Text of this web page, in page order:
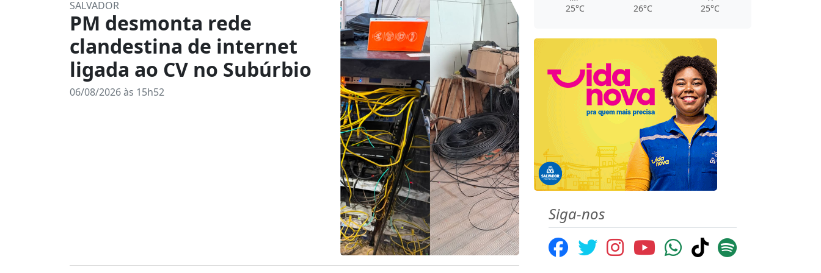
SALVADOR
PM desmonta rede
clandestina de internet
ligada ao CV no Subúrbio
06/08/2026 às 15h52
25°C 26°C 25°C
Siga-nos